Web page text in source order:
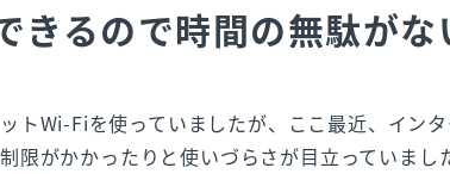
きるので時間の無駄がな
トWi-Fiを使っていましたが、ここ最近、イン
限がかかったりと使いづらさが目立っていまし